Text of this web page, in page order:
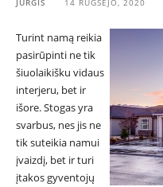
JURGIS 14 RUGSĖJO, 2020
Turint namą reikia
pasirūpinti ne tik
šiuolaikišku vidaus
interjeru, bet ir
išore. Stogas yra
svarbus, nes jis ne
tik suteikia namui
įvaizdį, bet ir turi
įtakos gyventojų